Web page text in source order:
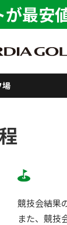
が最安
場
競技会結果
また、競技